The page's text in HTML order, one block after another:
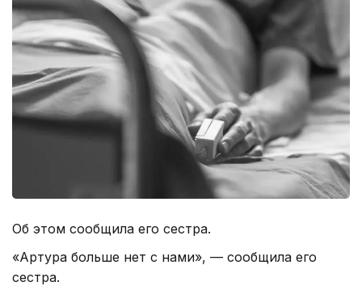
Об этом сообщила его сестра.
«Артура больше нет с нами», — сообщила его
сестра.